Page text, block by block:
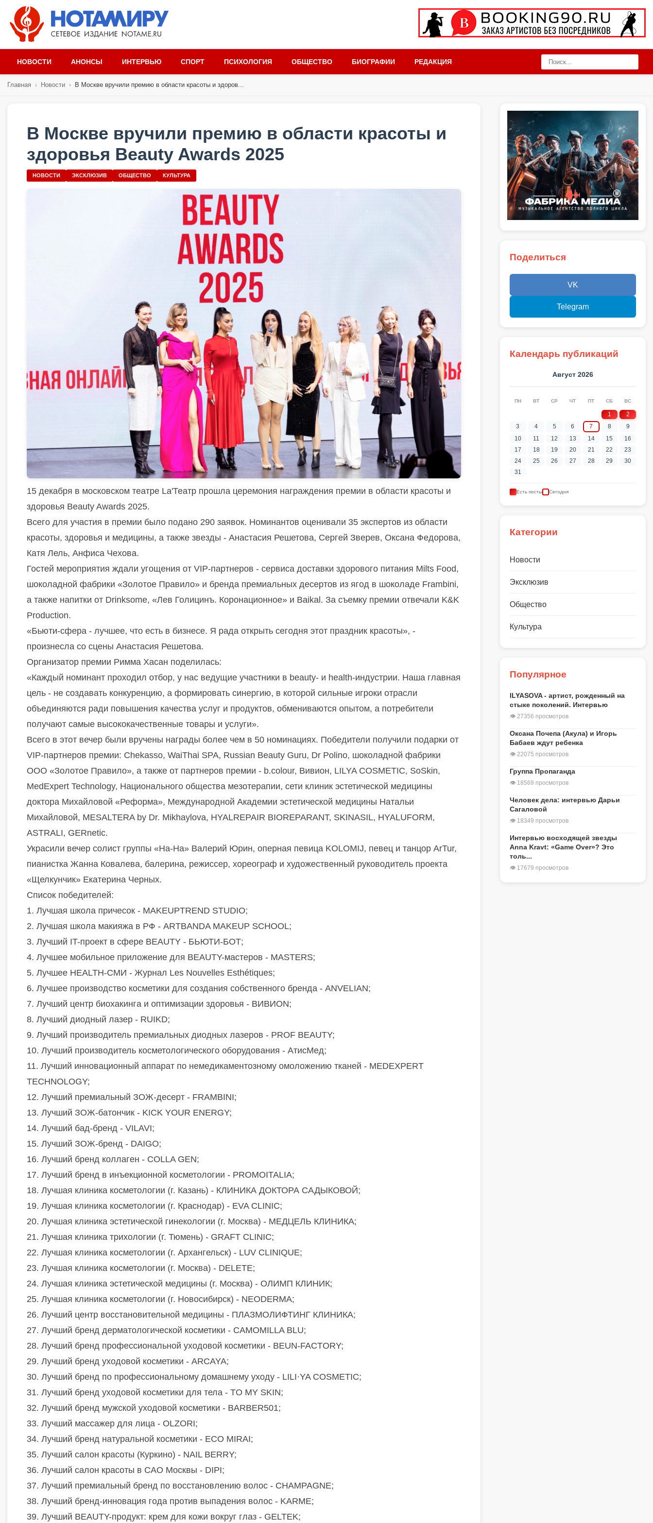
НОВОСТИ АНОНСЫ ИНТЕРВЬЮ СПОРТ ПСИХОЛОГИЯ ОБЩЕСТВО БИОГРАФИИ РЕДАКЦИЯ
Главная › Новости › В Москве вручили премию в области красоты и здоров...
В Москве вручили премию в области красоты и
здоровья Beauty Awards 2025
НОВОСТИ ЭКСКЛЮЗИВ ОБЩЕСТВО КУЛЬТУРА
15 декабря в московском театре La'Театр прошла церемония награждения премии в области красоты и
здоровья Beauty Awards 2025.
Всего для участия в премии было подано 290 заявок. Номинантов оценивали 35 экспертов из области
красоты, здоровья и медицины, а также звезды - Анастасия Решетова, Сергей Зверев, Оксана Федорова,
Катя Лель, Анфиса Чехова.
Гостей мероприятия ждали угощения от VIP-партнеров - сервиса доставки здорового питания Milts Food,
шоколадной фабрики «Золотое Правило» и бренда премиальных десертов из ягод в шоколаде Frambini,
а также напитки от Drinksome, «Лев Голицинъ. Коронационное» и Baikal. За съемку премии отвечали K&K
Production.
«Бьюти-сфера - лучшее, что есть в бизнесе. Я рада открыть сегодня этот праздник красоты», -
произнесла со сцены Анастасия Решетова.
Организатор премии Римма Хасан поделилась:
«Каждый номинант проходил отбор, у нас ведущие участники в beauty- и health-индустрии. Наша главная
цель - не создавать конкуренцию, а формировать синергию, в которой сильные игроки отрасли
объединяются ради повышения качества услуг и продуктов, обмениваются опытом, а потребители
получают самые высококачественные товары и услуги».
Всего в этот вечер были вручены награды более чем в 50 номинациях. Победители получили подарки от
VIP-партнеров премии: Chekasso, WaiThai SPA, Russian Beauty Guru, Dr Polino, шоколадной фабрики
ООО «Золотое Правило», а также от партнеров премии - b.colour, Вивион, LILYA COSMETIC, SoSkin,
MedExpert Technology, Национального общества мезотерапии, сети клиник эстетической медицины
доктора Михайловой «Реформа», Международной Академии эстетической медицины Натальи
Михайловой, MESALTERA by Dr. Mikhaylova, HYALREPAIR BIOREPARANT, SKINASIL, HYALUFORM,
ASTRALI, GERnetic.
Украсили вечер солист группы «На-На» Валерий Юрин, оперная певица KOLOMIJ, певец и танцор ArTur,
пианистка Жанна Ковалева, балерина, режиссер, хореограф и художественный руководитель проекта
«Щелкунчик» Екатерина Черных.
Список победителей:
1. Лучшая школа причесок - MAKEUPTREND STUDIO;
2. Лучшая школа макияжа в РФ - ARTBANDA MAKEUP SCHOOL;
3. Лучший IT-проект в сфере BEAUTY - БЬЮТИ-БОТ;
4. Лучшее мобильное приложение для BEAUTY-мастеров - MASTERS;
5. Лучшее HEALTH-СМИ - Журнал Les Nouvelles Esthétiques;
6. Лучшее производство косметики для создания собственного бренда - ANVELIAN;
7. Лучший центр биохакинга и оптимизации здоровья - ВИВИОN;
8. Лучший диодный лазер - RUIKD;
9. Лучший производитель премиальных диодных лазеров - PROF BEAUTY;
10. Лучший производитель косметологического оборудования - АтисМед;
11. Лучший инновационный аппарат по немедикаментозному омоложению тканей - MEDEXPERT
TECHNOLOGY;
12. Лучший премиальный ЗОЖ-десерт - FRAMBINI;
13. Лучший ЗОЖ-батончик - KICK YOUR ENERGY;
14. Лучший бад-бренд - VILAVI;
15. Лучший ЗОЖ-бренд - DAIGO;
16. Лучший бренд коллаген - COLLA GEN;
17. Лучший бренд в инъекционной косметологии - PROMOITALIA;
18. Лучшая клиника косметологии (г. Казань) - КЛИНИКА ДОКТОРА САДЫКОВОЙ;
19. Лучшая клиника косметологии (г. Краснодар) - EVA CLINIC;
20. Лучшая клиника эстетической гинекологии (г. Москва) - МЕДЦЕЛЬ КЛИНИКА;
21. Лучшая клиника трихологии (г. Тюмень) - GRAFT CLINIC;
22. Лучшая клиника косметологии (г. Архангельск) - LUV CLINIQUE;
23. Лучшая клиника косметологии (г. Москва) - DELETE;
24. Лучшая клиника эстетической медицины (г. Москва) - ОЛИМП КЛИНИК;
25. Лучшая клиника косметологии (г. Новосибирск) - NEODERMA;
26. Лучший центр восстановительной медицины - ПЛАЗМОЛИФТИНГ КЛИНИКА;
27. Лучший бренд дерматологической косметики - CAMOMILLA BLU;
28. Лучший бренд профессиональной уходовой косметики - BEUN-FACTORY;
29. Лучший бренд уходовой косметики - ARCAYA;
30. Лучший бренд по профессиональному домашнему уходу - LILI·YA COSMETIC;
31. Лучший бренд уходовой косметики для тела - TO MY SKIN;
32. Лучший бренд мужской уходовой косметики - BARBER501;
33. Лучший массажер для лица - OLZORI;
34. Лучший бренд натуральной косметики - ECO MIRAI;
35. Лучший салон красоты (Куркино) - NAIL BERRY;
36. Лучший салон красоты в САО Москвы - DIPI;
37. Лучший премиальный бренд по восстановлению волос - CHAMPAGNE;
38. Лучший бренд-инновация года против выпадения волос - KARME;
39. Лучший BEAUTY-продукт: крем для кожи вокруг глаз - GELTEK;
Поделиться
VK
Telegram
Календарь публикаций
Август 2026
ПН ВТ СР ЧТ ПТ СБ ВС
1
2
3
4 5 6 7 8
9
10
11 12 13 14 15
16
17
18 19 20 21 22
23
24
25 26 27 28 29
30
31
Есть посты Сегодня
Категории
Новости
Эксклюзив
Общество
Культура
Популярное
ILYASOVA - артист, рожденный на
стыке поколений. Интервью
👁 27356 просмотров
Оксана Почепа (Акула) и Игорь
Бабаев ждут ребенка
👁 22075 просмотров
Группа Пропаганда
👁 18569 просмотров
Человек дела: интервью Дарьи
Сагаловой
👁 18349 просмотров
Интервью восходящей звезды
Anna Kravt: «Game Over»? Это
толь...
👁 17679 просмотров